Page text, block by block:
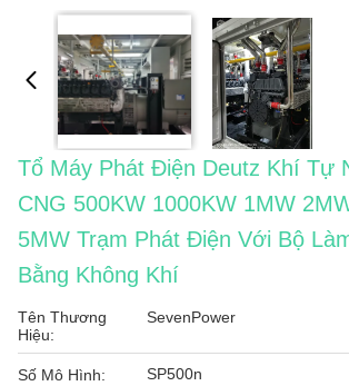
Tổ Máy Phát Điện Deutz Khí Tự
CNG 500KW 1000KW 1MW
5MW Trạm Phát Điện Với Bộ
Bằng Không Khí
Tên Thương
Hiệu:
SevenPower
Số Mô Hình: SP500n